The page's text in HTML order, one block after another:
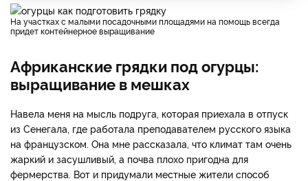
На участках с малыми посадочными площадями на помощь всегда
придет контейнерное выращивание
Африканские грядки под огурцы:
выращивание в мешках
Навела меня на мысль подруга, которая приехала в отпуск
из Сенегала, где работала преподавателем русского языка
на французском. Она мне рассказала, что климат там очень
жаркий и засушливый, а почва плохо пригодна для
фермерства. Вот и придумали местные жители способ